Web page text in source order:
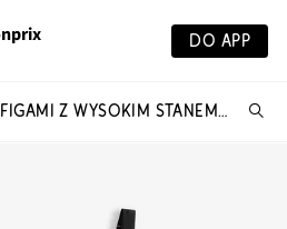
DO APP
BIKINI MINIMIZER Z FIGAMI Z WYSOKIM STANEM LEKKO MODELUJĄCYMI SYLWETKĘ (KOMPLET 2-CZ.)